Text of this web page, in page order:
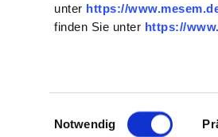
unter https://
finden Sie unter https://
Einwilligungsauswahl
Notwendig
24,90 EUR*
Konstruktionsholz
7x7x180cm Kiefer
PayPal